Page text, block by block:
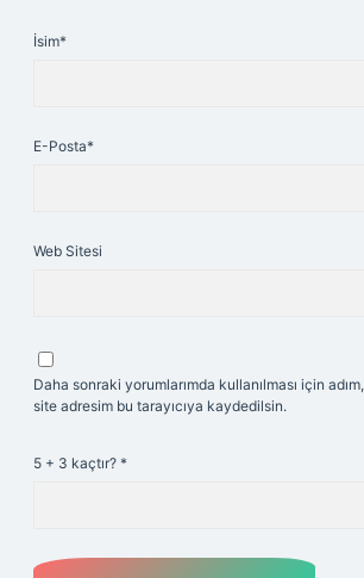
İsim*
E-Posta*
Web Sitesi
Daha sonraki yorumlarımda kullanılması için
site adresim bu tarayıcıya kaydedilsin.
5 + 3 kaçtır? *